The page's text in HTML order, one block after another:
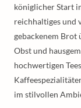
königlicher Start
reichhaltiges und
gebackenem Brot
Obst und
hochwertigen
im stilvollen